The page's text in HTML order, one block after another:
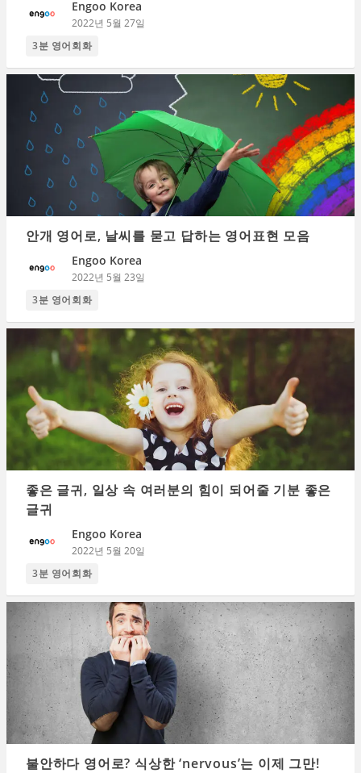
Engoo Korea
2022년 5월 27일
3분 영어회화
안개 영어로, 날씨를 묻고 답하는 영어표현 모음
Engoo Korea
2022년 5월 23일
3분 영어회화
좋은 글귀, 일상 속 여러분의 힘이 되어줄 기분 좋은
글귀
Engoo Korea
2022년 5월 20일
3분 영어회화
불안하다 영어로? 식상한 ‘nervous’는 이제 그만!